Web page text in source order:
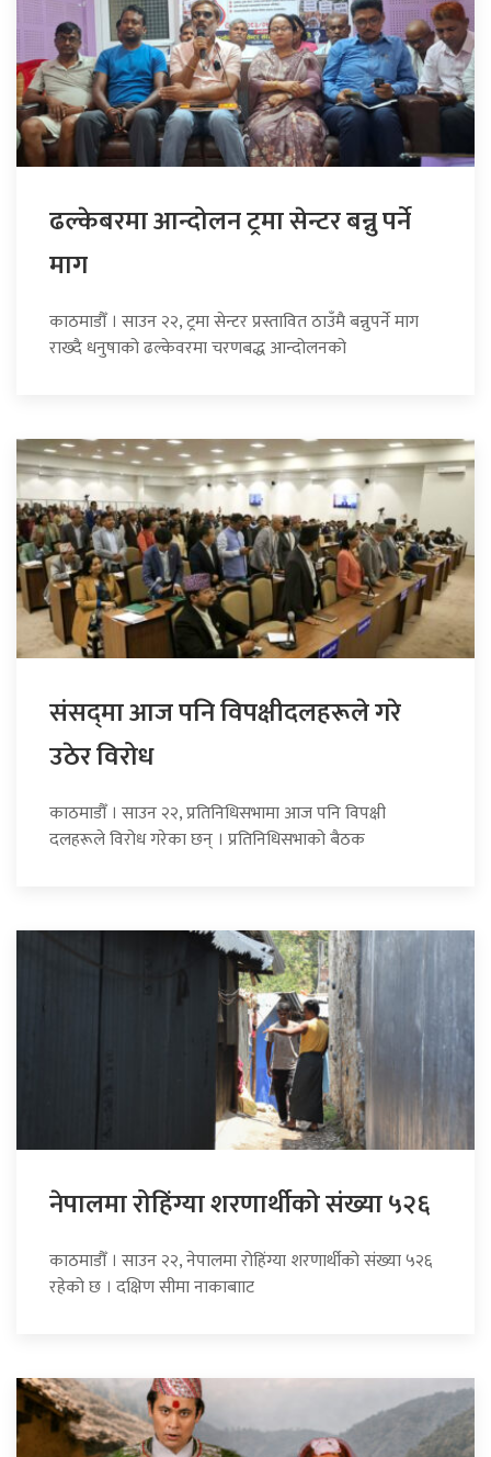
ढल्केबरमा आन्दोलन ट्रमा सेन्टर बन्नु पर्ने
माग
काठमाडौँ । साउन २२, ट्रमा सेन्टर प्रस्तावित ठाउँमै बन्नुपर्ने माग
राख्दै धनुषाको ढल्केवरमा चरणबद्ध आन्दोलनको
संसद्‍मा आज पनि विपक्षीदलहरूले गरे
उठेर विरोध
काठमाडौँ । साउन २२, प्रतिनिधिसभामा आज पनि विपक्षी
दलहरूले विरोध गरेका छन् । प्रतिनिधिसभाको बैठक
नेपालमा रोहिंग्या शरणार्थीको संख्या ५२६
काठमाडौँ । साउन २२, नेपालमा रोहिंग्या शरणार्थीको संख्या ५२६
रहेको छ । दक्षिण सीमा नाकाबााट